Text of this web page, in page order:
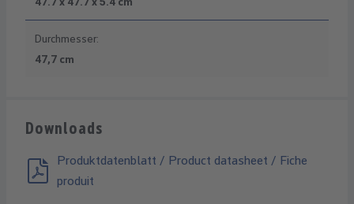
Durchmesser:
47,7 cm
Downloads
Produktdatenblatt / Product datasheet / Fiche
produit